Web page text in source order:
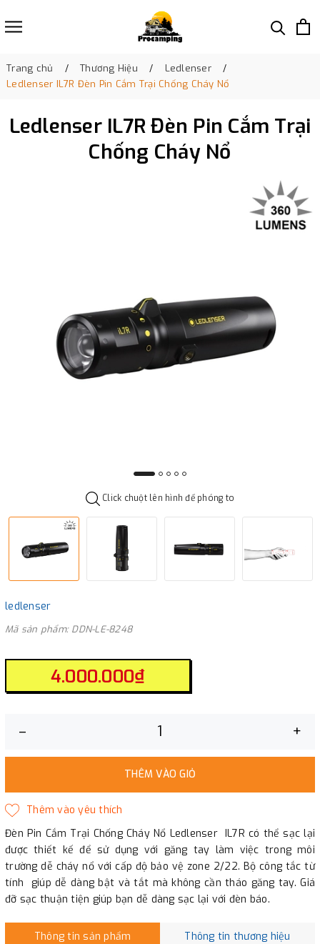
Trang chủ Thương Hiệu
Ledlenser
Ledlenser IL7R Đèn Pin Cắm Trại Chống Cháy Nổ
Ledlenser IL7R Đèn Pin Cắm Trại
Chống Cháy Nổ
Click chuột lên hình để phóng to
ledlenser
Mã sản phẩm: DDN-LE-8248
4.000.000₫
– +
THÊM VÀO GIỎ
Đèn Pin Cắm Trại Chống Cháy Nổ Ledlenser IL7R có thể sạc lại
được thiết kế để sử dụng với găng tay làm việc trong môi
trường dễ cháy nổ với cấp độ bảo vệ zone 2/22. Bộ công tắc từ
tính giúp dễ dàng bật và tắt mà không cần tháo găng tay. Giá
đỡ sạc thuận tiện giúp bạn dễ dàng sạc lại với đèn báo.
Thông tin sản phẩm Thông tin thương hiệu